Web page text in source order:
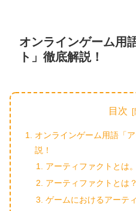
オンラインゲーム用
ト」徹底解説！
目次
オンラインゲーム用語「
説！
アーティファクトとは。
アーティファクトとは？
ゲームにおけるアーテ